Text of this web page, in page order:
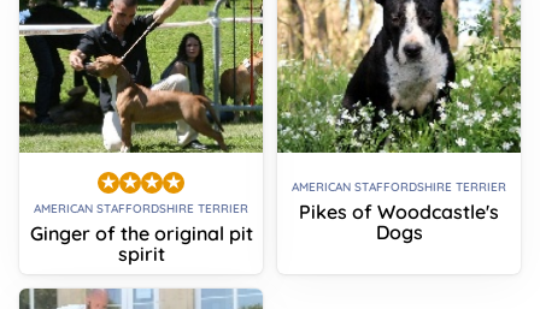
AMERICAN STAFFORDSHIRE TERRIER
Ginger of the original pit
spirit
AMERICAN STAFFORDSHIRE TERRIER
Pikes of Woodcastle's
Dogs